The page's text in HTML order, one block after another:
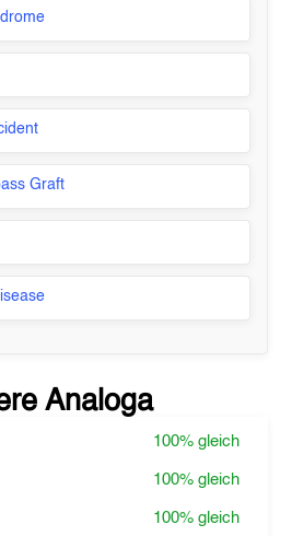
Graft
Analoga
100% gleich
100% gleich
100% gleich